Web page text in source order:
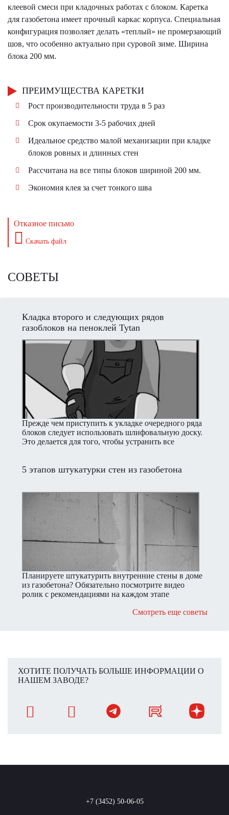
клеевой смеси при кладочных работах с блоком. Каретка
для газобетона имеет прочный каркас корпуса. Специальная
конфигурация позволяет делать «теплый» не промерзающий
шов, что особенно актуально при суровой зиме. Ширина
блока 200 мм.
ПРЕИМУЩЕСТВА КАРЕТКИ
Рост производительности труда в 5 раз
Срок окупаемости 3-5 рабочих дней
Идеальное средство малой механизации при кладке
блоков ровных и длинных стен
Рассчитана на все типы блоков шириной 200 мм.
Экономия клея за счет тонкого шва
Отказное письмо
Скачать файл
СОВЕТЫ
Кладка второго и следующих рядов
газоблоков на пеноклей Tytan
Прежде чем приступить к укладке очередного ряда
блоков следует использовать шлифовальную доску.
Это делается для того, чтобы устранить все
5 этапов штукатурки стен из газобетона
Планируете штукатурить внутренние стены в доме
из газобетона? Обязательно посмотрите видео
ролик с рекомендациями на каждом этапе
Смотреть еще советы
ХОТИТЕ ПОЛУЧАТЬ БОЛЬШЕ ИНФОРМАЦИИ О
НАШЕМ ЗАВОДЕ?
+7 (3452) 50-06-05